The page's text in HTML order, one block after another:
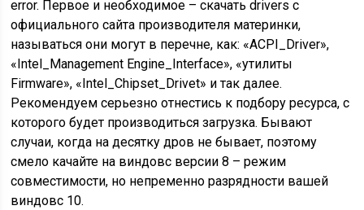
error. Первое и необходимое – скачать drivers с
официального сайта производителя материнки,
называться они могут в перечне, как: «ACPI_Driver»,
«Intel_Management Engine_Interface», «утилиты
Firmware», «Intel_Chipset_Drivet» и так далее.
Рекомендуем серьезно отнестись к подбору ресурса, с
которого будет производиться загрузка. Бывают
случаи, когда на десятку дров не бывает, поэтому
смело качайте на виндовс версии 8 – режим
совместимости, но непременно разрядности вашей
виндовс 10.